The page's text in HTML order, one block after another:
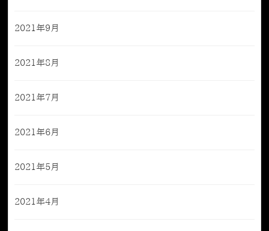
2021年9月
2021年8月
2021年7月
2021年6月
2021年5月
2021年4月